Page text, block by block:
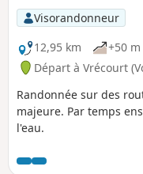
Visorandonneur
12,95 km
+50 m
Départ à Vrécourt
Randonnée sur des
majeure. Par temps
l'eau.